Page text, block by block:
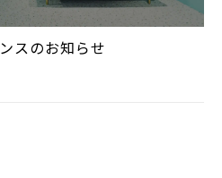
スのお知らせ